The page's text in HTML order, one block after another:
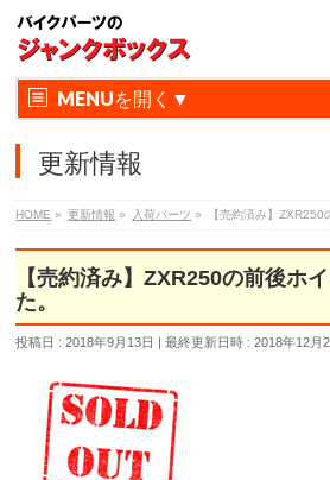
MENU
更新情報
HOME » 更新情報 » 入荷パーツ » 【売約済み】ZXR250
【売約済み】ZXR250の前後ホ
た。
投稿日 : 2018年9月13日 最終更新日時 : 2018年12月